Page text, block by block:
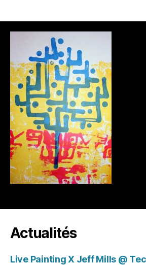
Actualités
Live Painting X Jeff Mills @